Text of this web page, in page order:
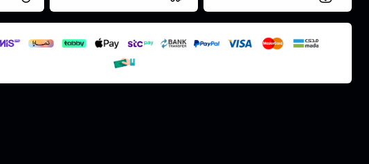
اسحب و افلت الملف هنا
استعراض